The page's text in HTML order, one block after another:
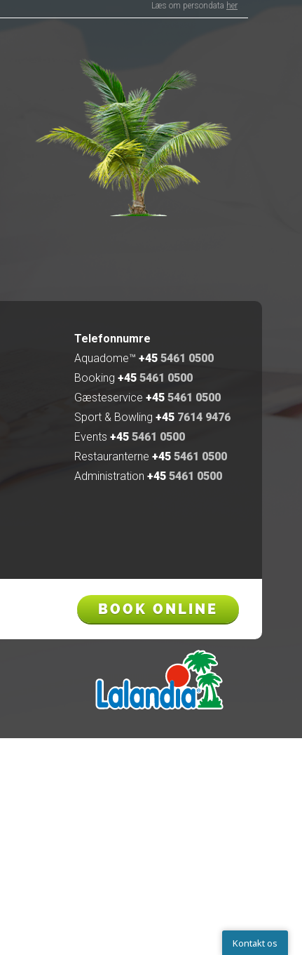
Læs om persondata her
Telefonnumre
Aquadome™ +45 5461 0500
Booking +45 5461 0500
Gæsteservice +45 5461 0500
Sport & Bowling +45 7614 9476
Events +45 5461 0500
Restauranterne +45 5461 0500
Administration +45 5461 0500
BOOK ONLINE
Kontakt os